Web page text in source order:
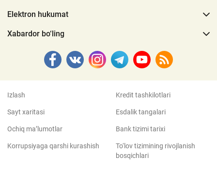
Elektron hukumat
Xabardor bo‘ling
Izlash
Sayt xaritasi
Ochiq ma’lumotlar
Korrupsiyaga qarshi kurashish
Kredit tashkilotlari
Esdalik tangalari
Bank tizimi tarixi
To‘lov tizimining rivojlanish
bosqichlari